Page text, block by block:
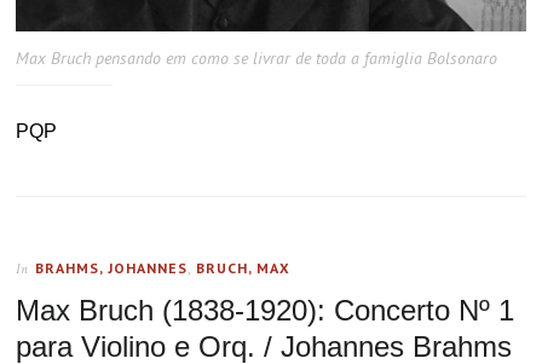
Max Bruch pensando em como se livrar de toda a famiglia Bolsonaro
PQP
In BRAHMS, JOHANNES BRUCH, MAX
Max Bruch (1838-1920): Concerto Nº 1
para Violino e Orq. / Johannes Brahms